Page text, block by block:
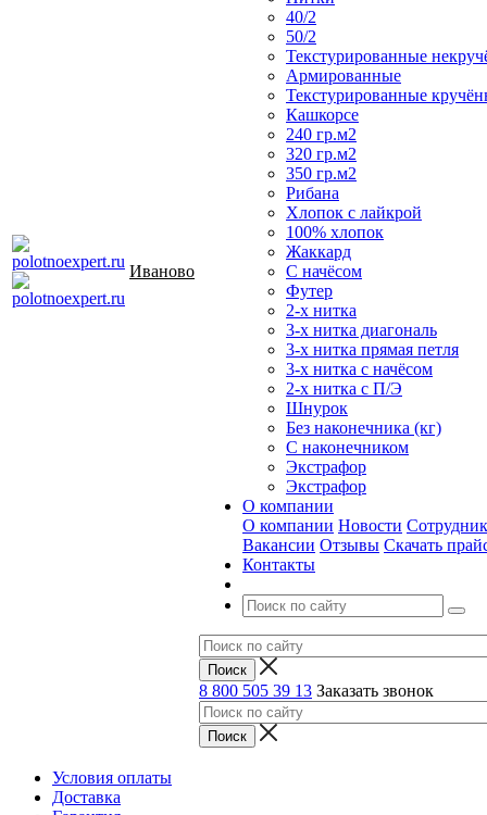
Иваново
40/2
50/2
Текстурированные
Армированные
Текстурированные
Кашкорсе
240 гр.м2
320 гр.м2
350 гр.м2
Рибана
Хлопок с лайкрой
100% хлопок
Жаккард
С начёсом
Футер
2-х нитка
3-х нитка диагональ
3-х нитка прямая петля
3-х нитка с начёсом
2-х нитка с П/Э
Шнурок
Без наконечника (кг)
С наконечником
Экстрафор
Экстрафор
О компании
О компании Новости
Вакансии Отзывы Скачать
Контакты
8 800 505 39 13 Заказать звонок
Условия оплаты
Доставка